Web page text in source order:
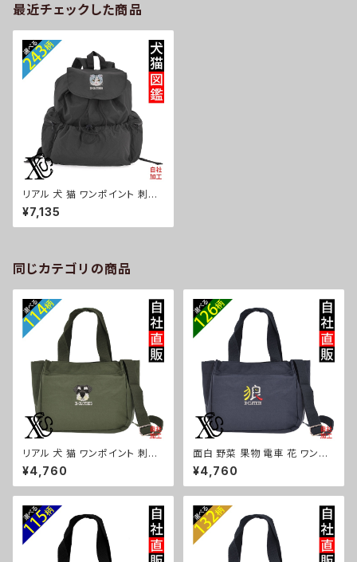
最近チェックした商品
リアル 犬 猫 ワンポイント 刺繍
軽量 リュックサック メンズ レデ
ィース バックパック バッグ 雑貨
グッズ 自社ブランド 柄 柴犬 チ
ンフリーゼ クリスマス ori-a-b
g163-b10-s
¥7,135
同じカテゴリの商品
リアル 犬 猫 ワンポイント 刺繍
トート ショルダーバッグ カジュ
アル 軽量 レディース メンズ 雑
貨 グッズ 自社ブランド 柄 ギフト
ザー パグ ビションフリーゼ ori-
a-bg181-b10-s
¥4,760
面白 野菜 果物 電車 花 ワンポ
イント 刺繍トート ショルダーバ
ッグ カジュアル 軽量 レディース
メンズ 雑貨 グッズ 自社ブランド
鳥獣戯画 富士山 パチンコ ori-
a-bg181-b09-s
¥4,760